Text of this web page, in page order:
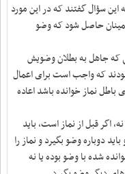
سؤال گفتند که در این مورد
حاصل شود که وضو
که جاهل به بطلان وضویش
که واجب است برای اعمال
نماز خوانده باشد اعاده‌
اگر قبل از نماز است، باید
دوباره وضو بگیرد و نماز را
شده با وضو بوده یا نه